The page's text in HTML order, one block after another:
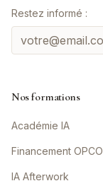
Restez informé :
Nos formations
Académie IA
Financement OPCO
IA Afterwork